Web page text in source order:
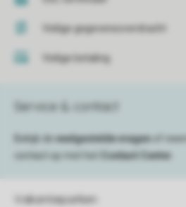
Veilige gegevensoverdracht
Veilige betaling
Vakantieparken
Service & contact
Bekijk de veelgestelde vragen
of neem
contact op met het
Contact Center